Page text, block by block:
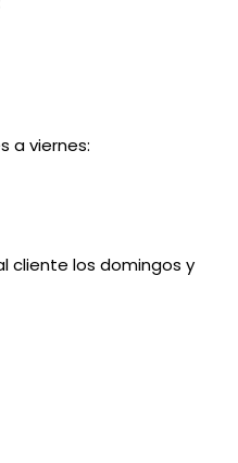
a viernes:
cliente los domingos y